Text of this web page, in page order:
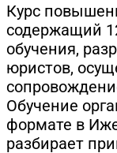
Курс
содержащий
обучения,
юристов,
Обучение
формате в
разбирает